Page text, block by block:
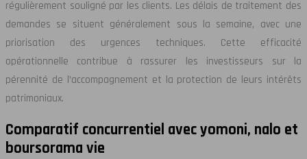
régulièrement souligné par les clients. Les délais de traitement des
demandes se situent généralement sous la semaine, avec une
priorisation des urgences techniques. Cette efficacité
opérationnelle contribue à rassurer les investisseurs sur la
pérennité de l’accompagnement et la protection de leurs intérêts
patrimoniaux.
Comparatif concurrentiel avec yomoni, nalo et
boursorama vie